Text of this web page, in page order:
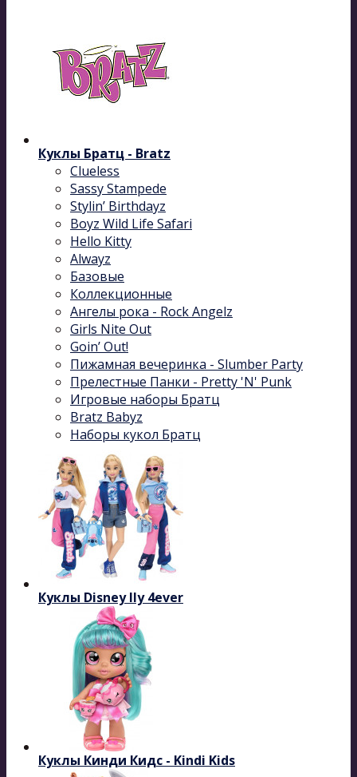
Куклы Братц - Bratz
Clueless
Sassy Stampede
Stylin’ Birthdayz
Boyz Wild Life Safari
Hello Kitty
Alwayz
Базовые
Коллекционные
Ангелы рока - Rock Angelz
Girls Nite Out
Goin’ Out!
Пижамная вечеринка - Slumber Party
Прелестные Панки - Pretty 'N' Punk
Игровые наборы Братц
Bratz Babyz
Наборы кукол Братц
Куклы Disney Ily 4ever
Куклы Кинди Кидс - Kindi Kids